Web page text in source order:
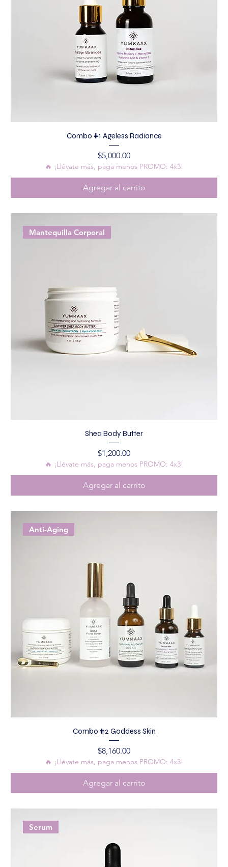
Combo #1 Ageless Radiance
Precio
$5,000.00
🔥 ¡Llévate más, paga menos PROMO: 4x3!
Agregar al carrito
Mantequilla Corporal
Shea Body Butter
Precio
$1,200.00
🔥 ¡Llévate más, paga menos PROMO: 4x3!
Agregar al carrito
Anti-Aging
Combo #2 Goddess Skin
Precio
$8,160.00
🔥 ¡Llévate más, paga menos PROMO: 4x3!
Agregar al carrito
Serum